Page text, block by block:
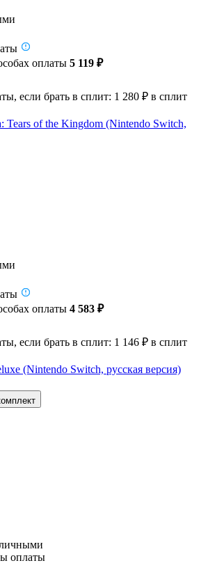
оплаты 5 119 ₽
если брать в сплит: 1 280 ₽ в сплит
Tears of the Kingdom (Nintendo Switch,
оплаты 4 583 ₽
если брать в сплит: 1 146 ₽ в сплит
(Nintendo Switch, русская версия)
оплаты